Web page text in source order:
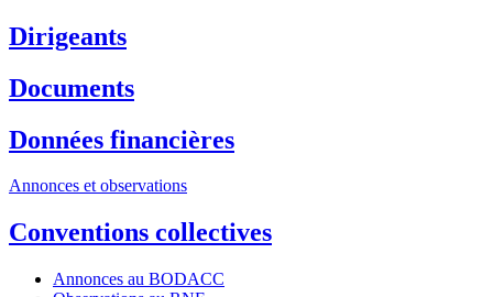
Dirigeants
Documents
Données financières
Annonces et observations
Conventions collectives
Annonces au BODACC